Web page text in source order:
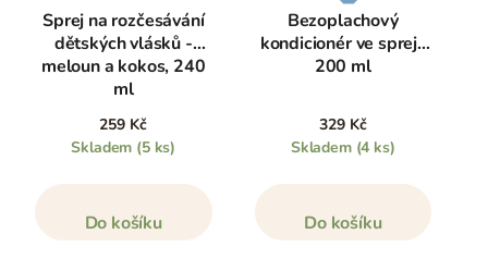
Sprej na rozčesávání
dětských vlásků -
meloun a kokos, 240
ml
259 Kč
Skladem (5 ks)
Do košíku
Bezoplachový
kondicionér ve spreji,
200 ml
329 Kč
Skladem (4 ks)
Do košíku